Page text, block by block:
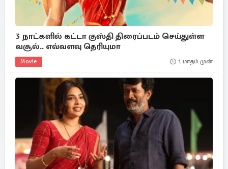
3 நாட்களில் கட்டா குஸ்தி திரைப்படம் செய்துள்ள
வசூல்.. எவ்வளவு தெரியுமா
Movie 1 மாதம் முன்